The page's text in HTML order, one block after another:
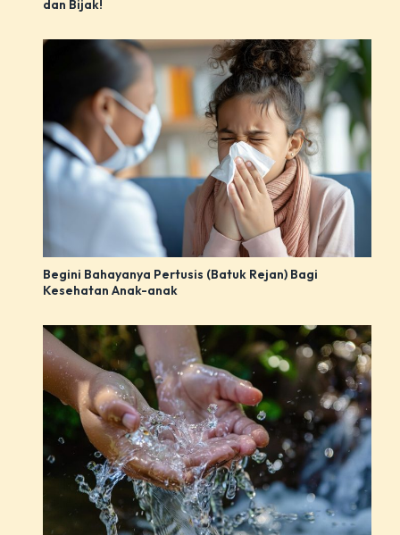
dan Bijak!
Begini Bahayanya Pertusis (Batuk Rejan) Bagi
Kesehatan Anak-anak